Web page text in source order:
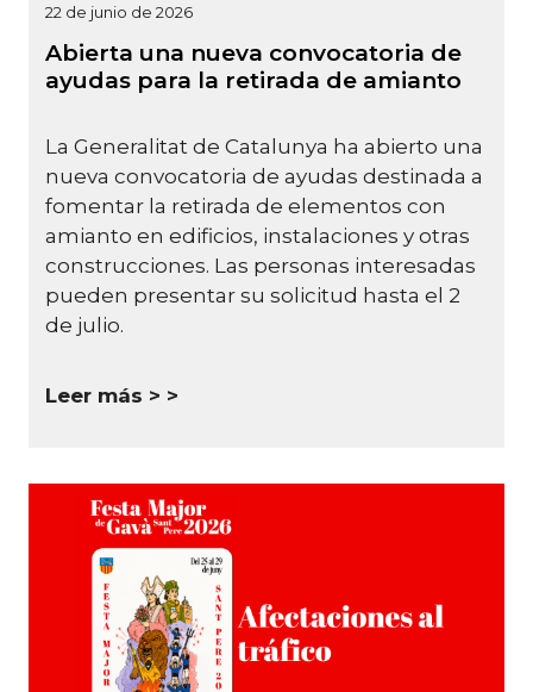
22 de junio de 2026
Abierta una nueva convocatoria de
ayudas para la retirada de amianto
La Generalitat de Catalunya ha abierto una
nueva convocatoria de ayudas destinada a
fomentar la retirada de elementos con
amianto en edificios, instalaciones y otras
construcciones. Las personas interesadas
pueden presentar su solicitud hasta el 2
de julio.
Leer más >